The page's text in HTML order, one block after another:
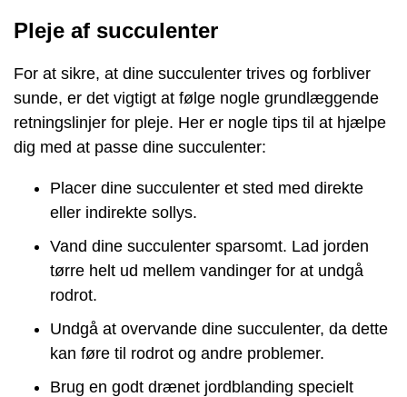
Pleje af succulenter
For at sikre, at dine succulenter trives og forbliver
sunde, er det vigtigt at følge nogle grundlæggende
retningslinjer for pleje. Her er nogle tips til at hjælpe
dig med at passe dine succulenter:
Placer dine succulenter et sted med direkte
eller indirekte sollys.
Vand dine succulenter sparsomt. Lad jorden
tørre helt ud mellem vandinger for at undgå
rodrot.
Undgå at overvande dine succulenter, da dette
kan føre til rodrot og andre problemer.
Brug en godt drænet jordblanding specielt